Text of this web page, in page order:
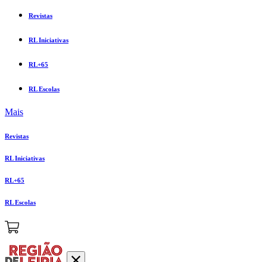
Revistas
RL Iniciativas
RL+65
RL Escolas
Mais
Revistas
RL Iniciativas
RL+65
RL Escolas